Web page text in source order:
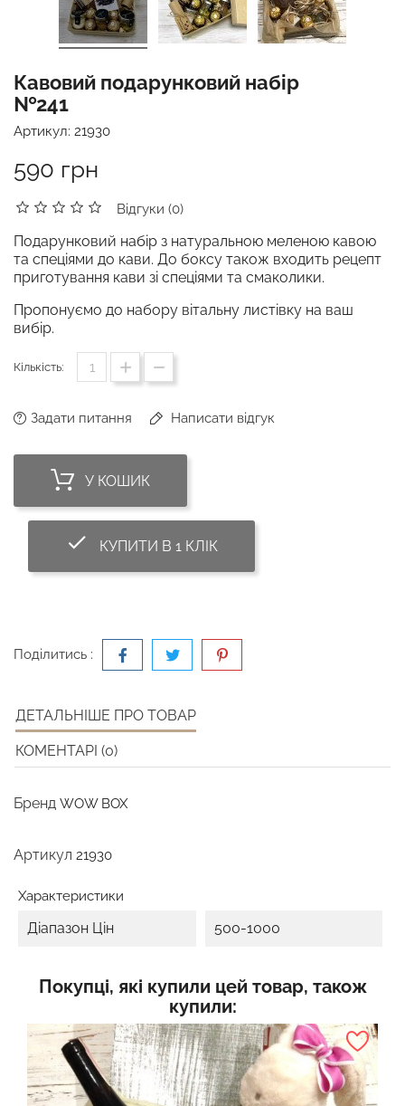
Кавовий подарунковий набір
№241
Артикул: 21930
590 грн
Відгуки (0)
Подарунковий набір з натуральною меленою кавою
та спеціями до кави. До боксу також входить рецепт
приготування кави зі спеціями та смаколики.
Пропонуємо до набору вітальну листівку на ваш
вибір.
Кількість:
Задати питання Написати відгук
У КОШИК
done_outline
КУПИТИ В 1 КЛІК
Поділитись :
ДЕТАЛЬНІШЕ ПРО ТОВАР
КОМЕНТАРІ (0)
Бренд WOW BOX
Артикул 21930
Характеристики
Діапазон Цін 500-1000
Покупці, які купили цей товар, також
купили: